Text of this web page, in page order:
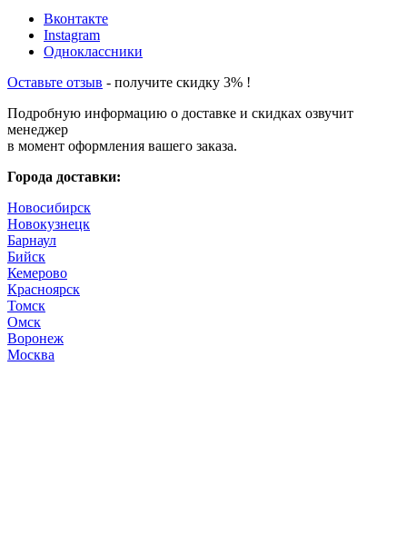
Вконтакте
Instagram
Одноклассники
Оставьте отзыв - получите скидку 3% !
Подробную информацию о доставке и скидках озвучит
менеджер
в момент оформления вашего заказа.
Города доставки:
Новосибирск
Новокузнецк
Барнаул
Бийск
Кемерово
Красноярск
Томск
Омск
Воронеж
Москва